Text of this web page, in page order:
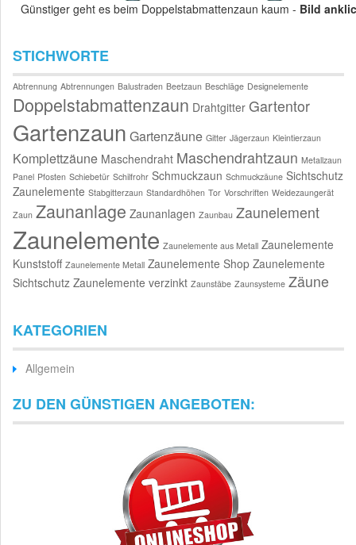
Günstiger geht es beim Doppelstabmattenzaun kaum - Bild
STICHWORTE
Abtrennung Abtrennungen Balustraden Beetzaun Beschläge Designelemente
Doppelstabmattenzaun Drahtgitter Gartentor
Gartenzaun Gartenzäune Gitter Jägerzaun Kleintierzaun
Komplettzäune Maschendraht Maschendrahtzaun Metallzaun
Panel Pfosten Schiebetür Schilfrohr Schmuckzaun Schmuckzäune Sichtschutz
Zaunelemente Stabgitterzaun Standardhöhen Tor Vorschriften Weidezaungerät
Zaun Zaunanlage Zaunanlagen Zaunbau Zaunelement
Zaunelemente Zaunelemente aus Metall Zaunelemente
Kunststoff Zaunelemente Metall Zaunelemente Shop Zaunelemente
Sichtschutz Zaunelemente verzinkt Zaunstäbe Zaunsysteme Zäune
KATEGORIEN
Allgemein
ZU DEN GÜNSTIGEN ANGEBOTEN: